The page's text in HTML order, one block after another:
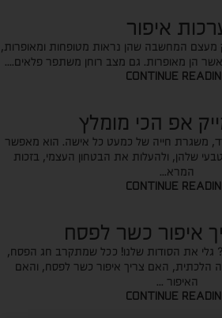
איפור
מעצם המחשבה שהן נראות מטופחות ומאופרות,
הן מאופרות. גם מצב רוחן משתפר פלאים....
CONTINUE
אפ הכי מומלץ
משגרת חייה של כמעט כל אישה. הוא מאפשר
שלהן, ולהעלות את הבטחון העצמי, בזכות
המרא...
CONTINUE
איפור כשר לפסח
גלי את הסודות שלנו! ככל שמתקרב חג הפסח,
הלכתית, האם צריך איפור כשר לפסח, והאם
האיפור ...
CONTINUE